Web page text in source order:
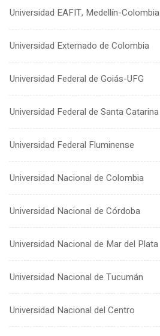
Universidad EAFIT, Medellín-Colombia
Universidad Externado de Colombia
Universidad Federal de Goiás-UFG
Universidad Federal de Santa Catarina
Universidad Federal Fluminense
Universidad Nacional de Colombia
Universidad Nacional de Córdoba
Universidad Nacional de Mar del Plata
Universidad Nacional de Tucumán
Universidad Nacional del Centro